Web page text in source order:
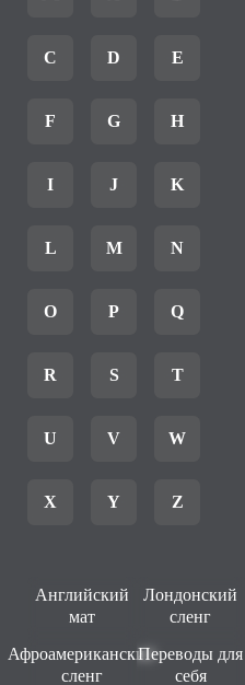
C D E
F G H
I J K
L M N
O P Q
R S T
U V W
X Y Z
Английский
мат
Лондонский
сленг
Афроамериканский
сленг
Переводы для
себя